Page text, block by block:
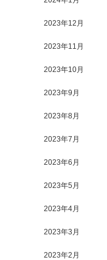
2023年12月
2023年11月
2023年10月
2023年9月
2023年8月
2023年7月
2023年6月
2023年5月
2023年4月
2023年3月
2023年2月